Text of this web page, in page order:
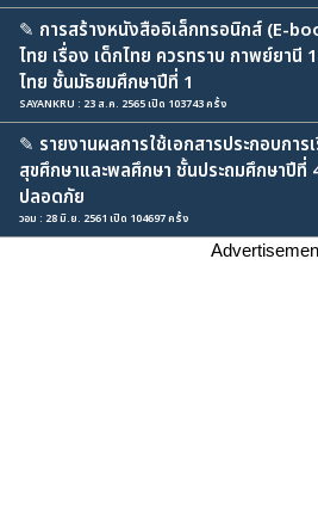
✎ การสร้างหนังสืออิเล็กทรอนิกส์ (E-
ไทย เรื่อง เด็กไทย ควรทราบ กาพย์ยานี
ไทย ชั้นมัธยมศึกษาปีที่ 1
SAYANKRU : 23 ส.ค. 2565 เปิด 103743 ครั้ง
✎ รายงานผลการใช้เอกสารประกอบการ
สุขศึกษาและพลศึกษา ชั้นประถมศึกษาปีที่
ปลอดภัย
วอม : 28 มิ.ย. 2561 เปิด 104697 ครั้ง